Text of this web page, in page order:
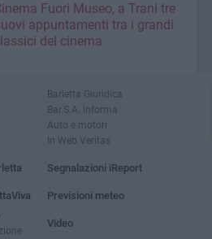
Fuori Museo, a Trani tre
appuntamenti tra i grandi
del cinema
Barletta Giuridica
Bar.S.A. informa
Auto e motori
In Web Veritas
Segnalazioni iReport
Previsioni meteo
Video